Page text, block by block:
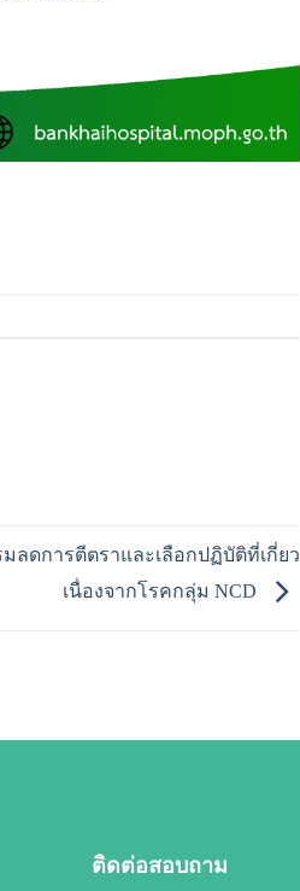
ลดการตีตราและเลือกปฏิบัติที่เกี่ยว
เนื่องจากโรคกลุ่ม NCD
ติดต่อสอบถาม